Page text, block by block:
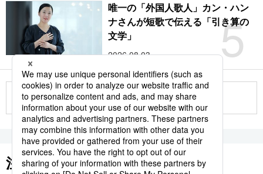
5
唯一の「外国人歌人」カン・ハン
ナさんが短歌で伝える「引き算の
文学」
2026.08.03
もっと見る
注目のキーワード